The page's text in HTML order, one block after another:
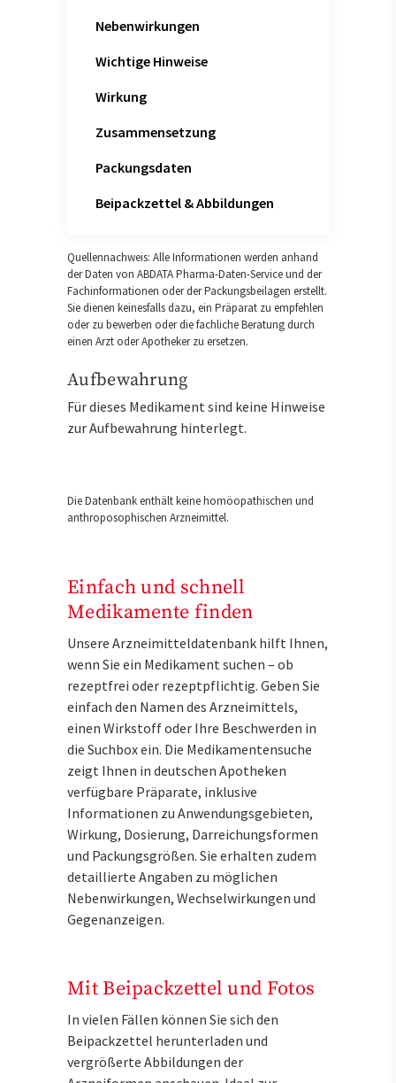
Nebenwirkungen
Wichtige Hinweise
Wirkung
Zusammensetzung
Packungsdaten
Beipackzettel & Abbildungen
Quellennachweis: Alle Informationen werden anhand
der Daten von ABDATA Pharma-Daten-Service und der
Fachinformationen oder der Packungsbeilagen erstellt.
Sie dienen keinesfalls dazu, ein Präparat zu empfehlen
oder zu bewerben oder die fachliche Beratung durch
einen Arzt oder Apotheker zu ersetzen.
Aufbewahrung
Für dieses Medikament sind keine Hinweise
zur Aufbewahrung hinterlegt.
Die Datenbank enthält keine homöopathischen und
anthroposophischen Arzneimittel.
Einfach und schnell
Medikamente finden
Unsere Arzneimitteldatenbank hilft Ihnen,
wenn Sie ein Medikament suchen – ob
rezeptfrei oder rezeptpflichtig. Geben Sie
einfach den Namen des Arzneimittels,
einen Wirkstoff oder Ihre Beschwerden in
die Suchbox ein. Die Medikamentensuche
zeigt Ihnen in deutschen Apotheken
verfügbare Präparate, inklusive
Informationen zu Anwendungsgebieten,
Wirkung, Dosierung, Darreichungsformen
und Packungsgrößen. Sie erhalten zudem
detaillierte Angaben zu möglichen
Nebenwirkungen, Wechselwirkungen und
Gegenanzeigen.
Mit Beipackzettel und Fotos
In vielen Fällen können Sie sich den
Beipackzettel herunterladen und
vergrößerte Abbildungen der